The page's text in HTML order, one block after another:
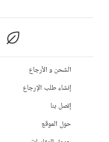
الشحن و الأرجاع
إنشاء طلب الإرجاع
إتصل بنا
حول الموقع